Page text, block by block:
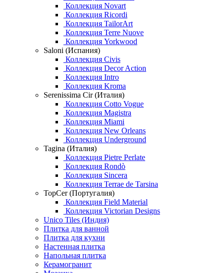
Коллекция Novart
Коллекция Ricordi
Коллекция TailorArt
Коллекция Terre Nuove
Коллекция Yorkwood
Saloni (Испания)
Коллекция Civis
Коллекция Decor Action
Коллекция Intro
Коллекция Kroma
Serenissima Cir (Италия)
Коллекция Cotto Vogue
Коллекция Magistra
Коллекция Miami
Коллекция New Orleans
Коллекция Underground
Tagina (Италия)
Коллекция Pietre Perlate
Коллекция Rondò
Коллекция Sincera
Коллекция Terrae de Tarsina
TopCer (Португалия)
Коллекция Field Material
Коллекция Victorian Designs
Unico Tiles (Индия)
Плитка для ванной
Плитка для кухни
Настенная плитка
Напольная плитка
Керамогранит